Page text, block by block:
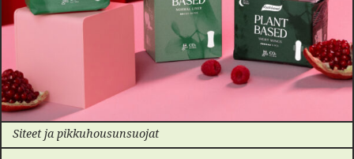
Siteet ja pikkuhousunsuojat